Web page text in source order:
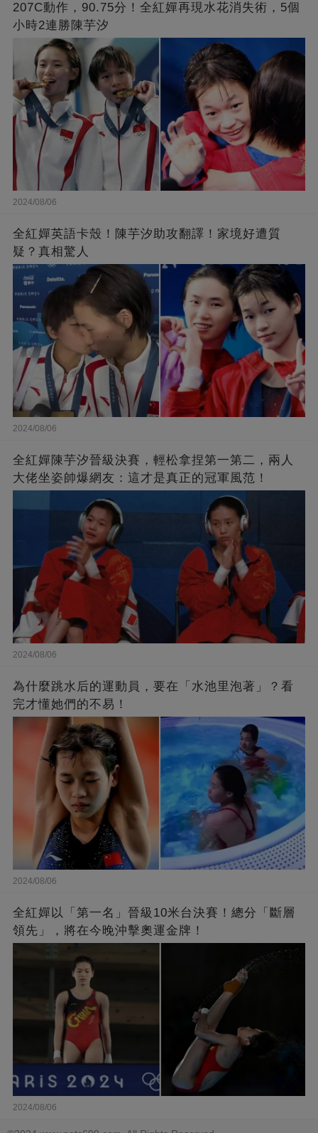
207C動作，90.75分！全紅嬋再現水花消失術，5個
小時2連勝陳芋汐
2024/08/06
全紅嬋英語卡殼！陳芋汐助攻翻譯！家境好遭質
疑？真相驚人
2024/08/06
全紅嬋陳芋汐晉級決賽，輕松拿捏第一第二，兩人
大佬坐姿帥爆網友：這才是真正的冠軍風范！
2024/08/06
為什麼跳水后的運動員，要在「水池里泡著」？看
完才懂她們的不易！
2024/08/06
全紅嬋以「第一名」晉級10米台決賽！總分「斷層
領先」，將在今晚沖擊奧運金牌！
2024/08/06